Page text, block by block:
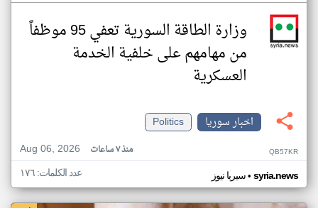
وزارة الطاقة السورية تعفي 95 موظفاً
من مهامهم على خلفية الخدمة
العسكرية
اخبار سوريا
Politics
Aug 06, 2026
منذ ٧ ساعات QB57KR
سيريا نيوز• syria.news عدد الكلمات: ١٧٦